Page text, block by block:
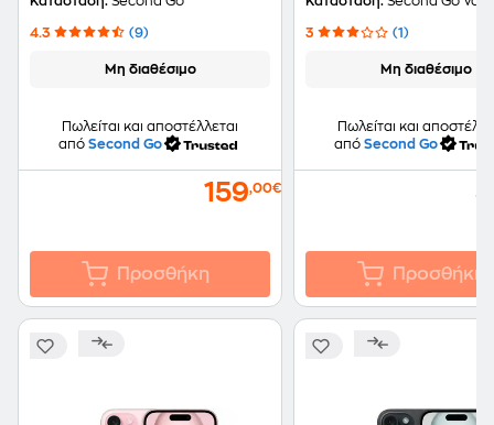
4.3 (9)
Μη διαθέσιμο
Πωλείται και αποστέλλεται
από Second Go
159,00€
Προσθήκη
3 (1)
Μη διαθέσιμο
Πωλείται και
από Second Go
Προσθήκη